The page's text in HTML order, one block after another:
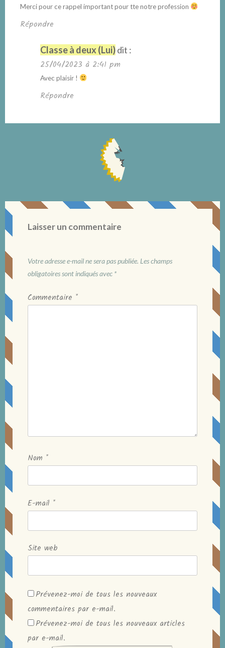
Merci pour ce rappel important pour tte notre profession
Répondre
Classe à deux (Lui)dit :
25/04/2023 à 2:41 pm
Avec plaisir !
Répondre
Laisser un commentaire
Votre adresse e-mail ne sera pas publiée. Les champs
obligatoires sont indiqués avec *
Commentaire *
Nom *
E-mail *
Site web
Prévenez-moi de tous les nouveaux
commentaires par e-mail.
Prévenez-moi de tous les nouveaux articles
par e-mail.